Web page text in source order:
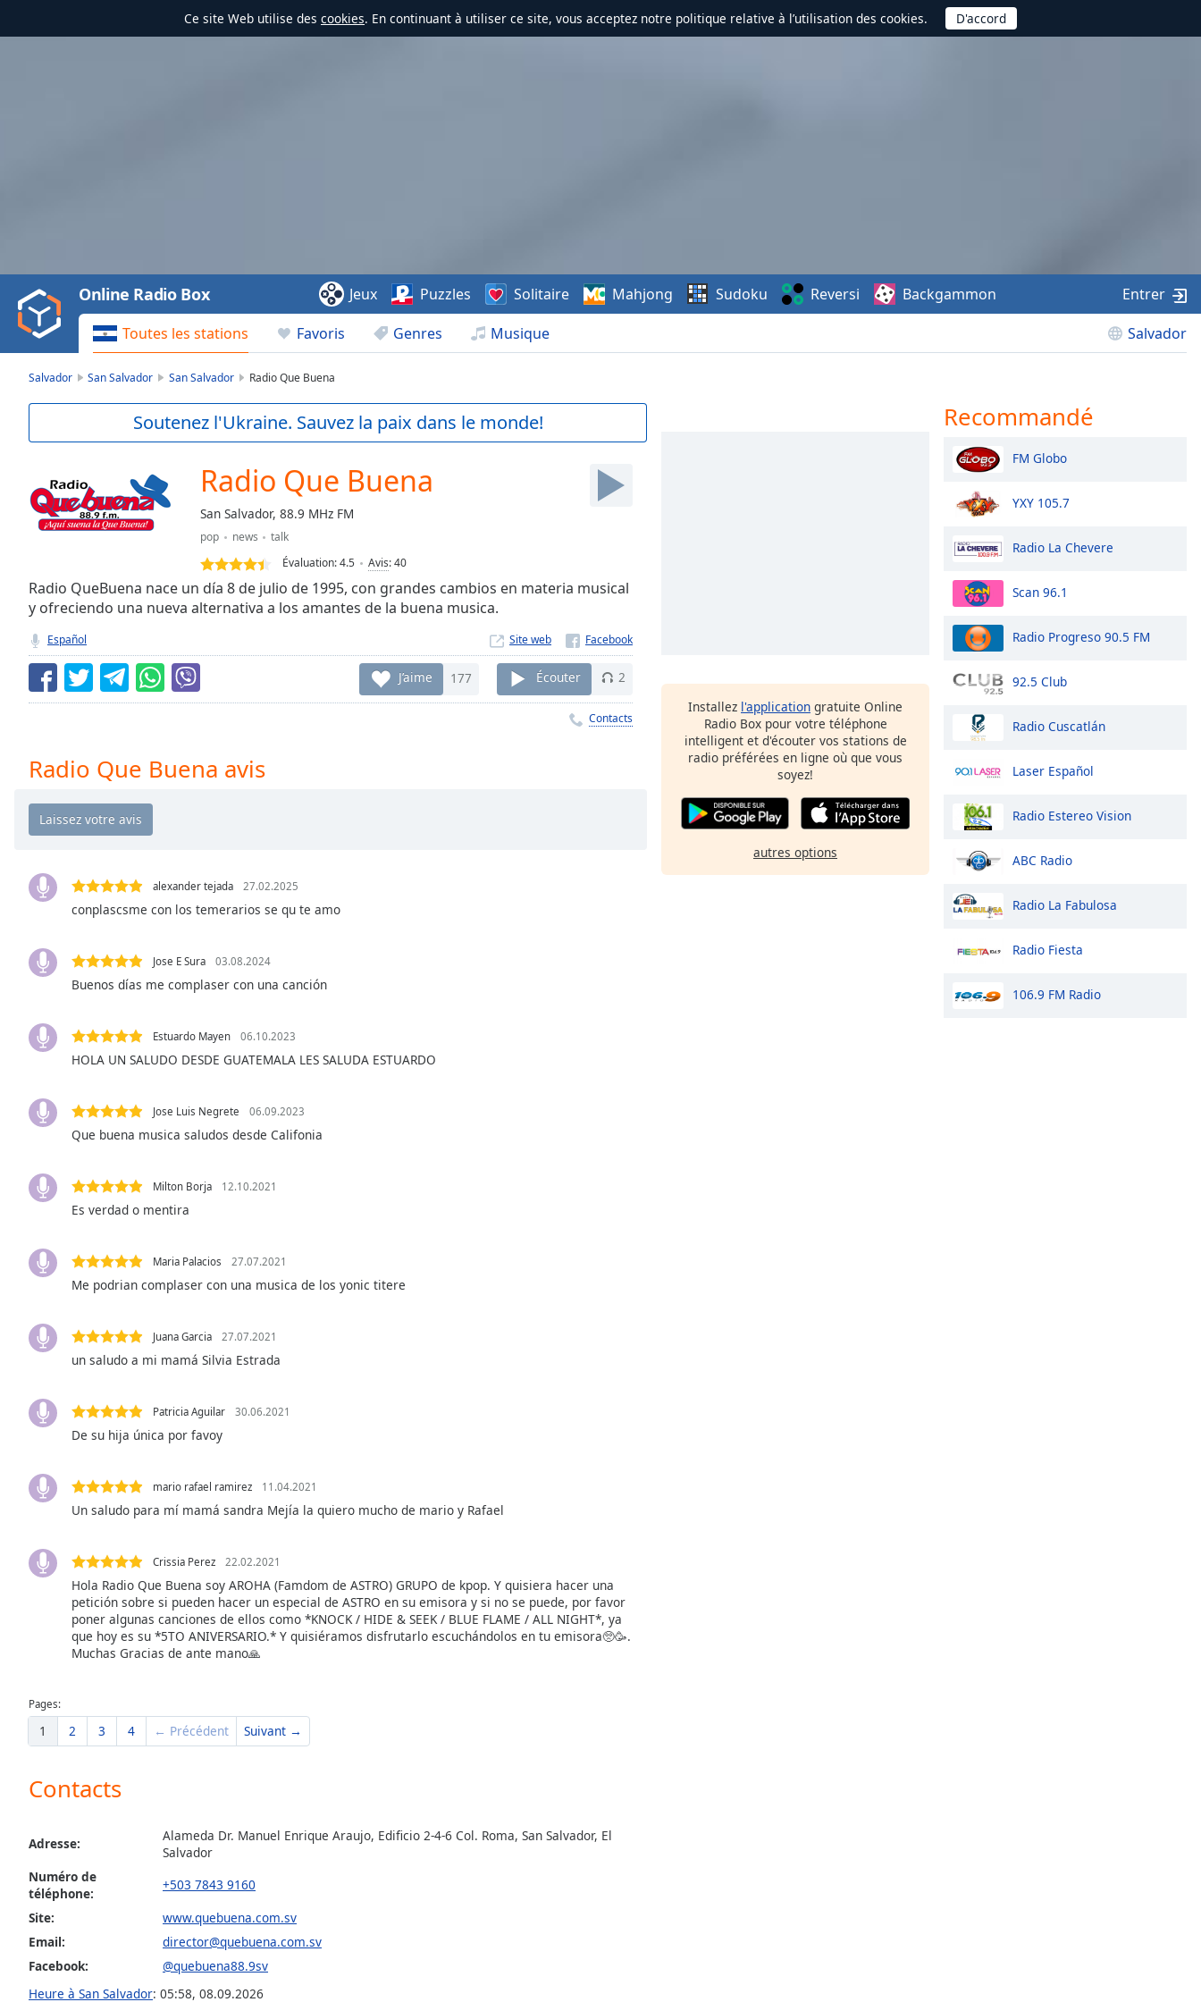
Ce site Web utilise des cookies. En continuant à utiliser ce site, vous acceptez notre politique relative à l’utilisation des cookies.
Video
Play
Backward
Skip
Current
Loaded:
0.00%
Seek to
currently
LIVE
Remaining
Rate
Chapters
Chapters
Descriptions
descriptions
selected
settings,
opens
settings
dialog
subtitles
selected
Picture-
in-
window.
dialog
window.
cancel
Color
Opacity
Color
Opacity
Caption
Area
Background
Toutes les stations Favoris Genres Musique Salvador
Online Radio Box Jeux Puzzles Solitaire Mahjong Sudoku Reversi Backgammon Entrer
Salvador San Salvador San Salvador Radio Que Buena
Soutenez l'Ukraine. Sauvez la paix dans le monde!
Radio Que Buena
San Salvador, 88.9 MHz FM
pop news
talk
Évaluation:4.5 Avis:40
Radio QueBuena nace un día 8 de julio de 1995, con grandes cambios en materia musical
y ofreciendo una nueva alternativa a los amantes de la buena musica.
Español Site web
J’aime 177 Écouter 2
Contacts
Radio Que Buena avis
alexander tejada 27.02.2025
conplascsme con los temerarios se qu te amo
Jose E Sura 03.08.2024
Buenos días me complaser con una canción
Estuardo Mayen 06.10.2023
HOLA UN SALUDO DESDE GUATEMALA LES SALUDA ESTUARDO
Jose Luis Negrete 06.09.2023
Que buena musica saludos desde Califonia
Milton Borja 12.10.2021
Es verdad o mentira
Maria Palacios 27.07.2021
Me podrian complaser con una musica de los yonic titere
Juana Garcia 27.07.2021
un saludo a mi mamá Silvia Estrada
Patricia Aguilar 30.06.2021
De su hija única por favoy
mario rafael ramirez 11.04.2021
Un saludo para mí mamá sandra Mejía la quiero mucho de mario y Rafael
Crissia Perez 22.02.2021
Hola Radio Que Buena soy AROHA (Famdom de ASTRO) GRUPO de kpop. Y quisiera hacer una
petición sobre si pueden hacer un especial de ASTRO en su emisora y si no se puede, por favor
poner algunas canciones de ellos como *KNOCK / HIDE & SEEK / BLUE FLAME / ALL NIGHT*, ya
que hoy es su *5TO ANIVERSARIO.* Y quisiéramos disfrutarlo escuchándolos en tu emisora🥺🥳.
Muchas Gracias de ante mano🙏
Pages:
1 2 3 4 ← Précédent Suivant →
Contacts
Adresse:
Alameda Dr. Manuel Enrique Araujo, Edificio 2-4-6 Col. Roma, San Salvador, El
Salvador
Numéro de
téléphone:
+503 7843 9160
Site:
www.quebuena.com.sv
Email:
director@quebuena.com.sv
Facebook:
@quebuena88.9sv
Heure à San Salvador: 05:58, 08.09.2026
Installez l'application gratuite Online
Radio Box pour votre téléphone
intelligent et d'écouter vos stations de
radio préférées en ligne où que vous
soyez!
autres options
Recommandé
FM Globo
YXY 105.7
Radio La Chevere
Scan 96.1
Radio Progreso 90.5 FM
92.5 Club
Radio Cuscatlán
Laser Español
Radio Estereo Vision
ABC Radio
Radio La Fabulosa
Radio Fiesta
106.9 FM Radio